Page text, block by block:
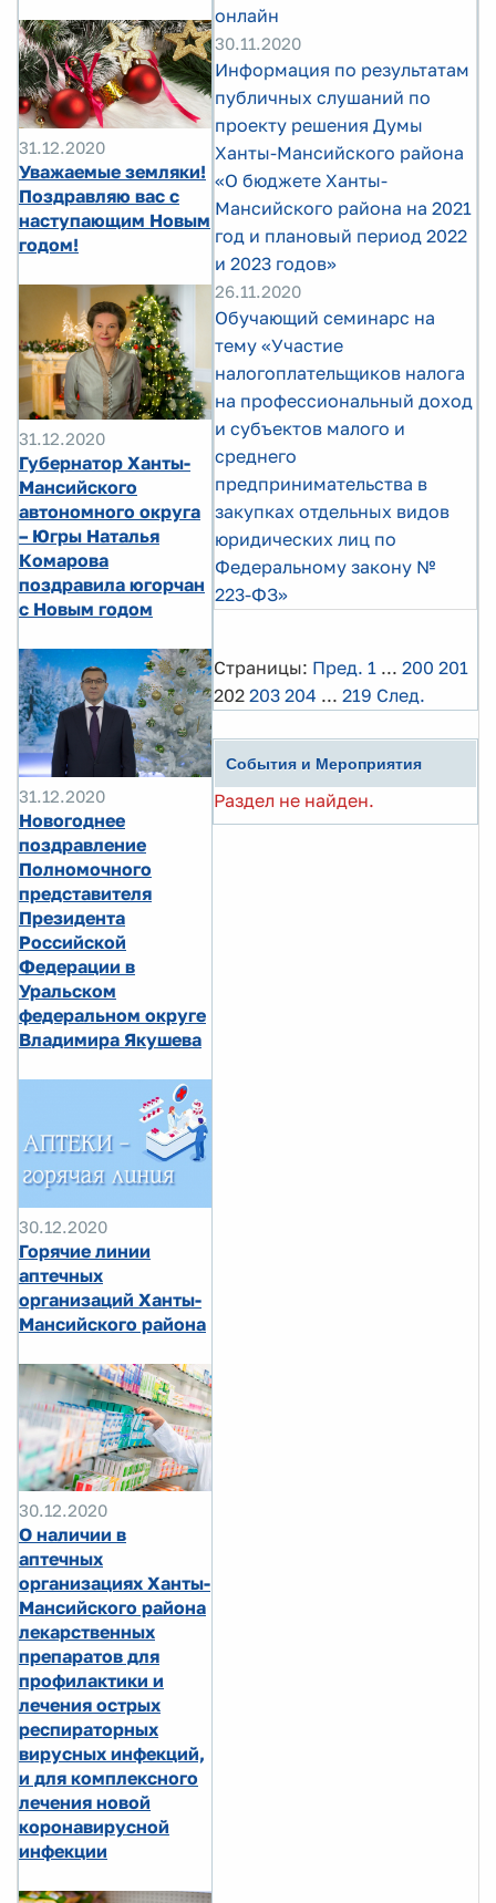
31.12.2020
Уважаемые земляки!
Поздравляю вас с
наступающим Новым
годом!
31.12.2020
Губернатор Ханты-
Мансийского
автономного округа
– Югры Наталья
Комарова
поздравила югорчан
с Новым годом
31.12.2020
Новогоднее
поздравление
Полномочного
представителя
Президента
Российской
Федерации в
Уральском
федеральном округе
Владимира Якушева
30.12.2020
Горячие линии
аптечных
организаций Ханты-
Мансийского района
30.12.2020
О наличии в
аптечных
организациях Ханты-
Мансийского района
лекарственных
препаратов для
профилактики и
лечения острых
респираторных
вирусных инфекций,
и для комплексного
лечения новой
коронавирусной
инфекции
онлайн
30.11.2020
Информация по результатам
публичных слушаний по
проекту решения Думы
Ханты-Мансийского района
«О бюджете Ханты-
Мансийского района на 2021
год и плановый период 2022
и 2023 годов»
26.11.2020
Обучающий семинарс на
тему «Участие
налогоплательщиков налога
на профессиональный доход
и субъектов малого и
среднего
предпринимательства в
закупках отдельных видов
юридических лиц по
Федеральному закону №
223-ФЗ»
Страницы: Пред. 1 ... 200 201
202 203 204 ... 219 След.
События и Мероприятия
Раздел не найден.